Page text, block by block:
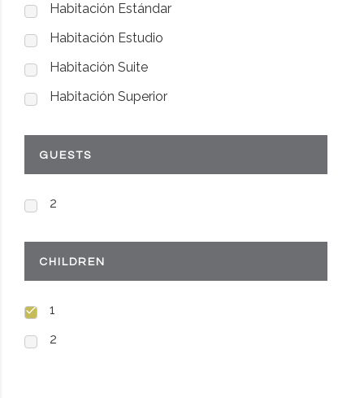
Habitación Estándar
Habitación Estudio
Habitación Suite
Habitación Superior
GUESTS
2
CHILDREN
1
2